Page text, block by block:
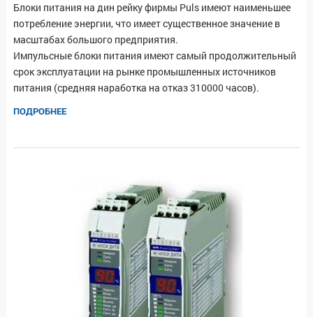
Блоки питания на дин рейку фирмы Puls имеют наименьшее
потребление энергии, что имеет существенное значение в
масштабах большого предприятия.
Импульсные блоки питания имеют самый продолжительный
срок эксплуатации на рынке промышленных источников
питания (средняя наработка на отказ 310000 часов).
ПОДРОБНЕЕ